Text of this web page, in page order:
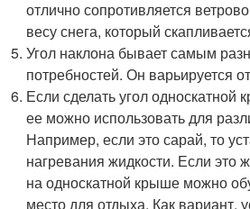
отлично сопротивляется
весу снега, который
Угол наклона бывает самым
потребностей. Он варьируется
Если сделать угол односкатной
ее можно использовать для
Например, если это сарай, то
нагревания жидкости. Если это
на односкатной крыше можно
место для отдыха. Как вариант,